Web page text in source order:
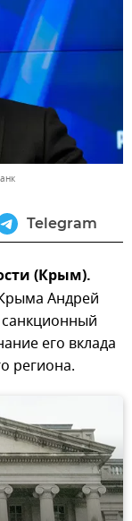
Telegram
(Крым).
Андрей
его вклада
региона.